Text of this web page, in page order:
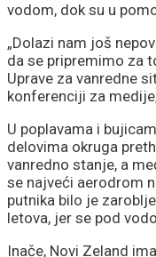
vodom, dok su u
„Dolazi nam još
da se pripremimo za
Uprave za vanredne
konferenciji za
U poplavama i
delovima okruga
vanredno stanje, a
se najveći aerodrom
putnika bilo je
letova, jer se pod
Inače, Novi Zeland